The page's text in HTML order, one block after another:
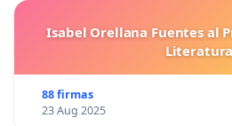
Isabel Orellana Fuentes al
Literatura
88 firmas
23 Aug 2025